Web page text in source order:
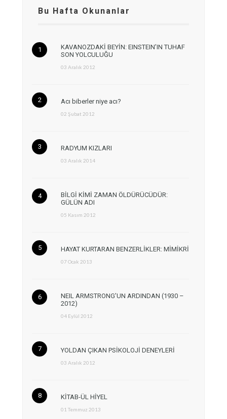
Bu Hafta Okunanlar
KAVANOZDAKİ BEYİN: EINSTEIN’IN TUHAF
SON YOLCULUĞU
03 Aralık 2012
Acı biberler niye acı?
02 Şubat 2012
RADYUM KIZLARI
03 Aralık 2014
BİLGİ KİMİ ZAMAN ÖLDÜRÜCÜDÜR:
GÜLÜN ADI
05 Kasım 2012
HAYAT KURTARAN BENZERLİKLER: MİMİKRİ
07 Ocak 2013
NEIL ARMSTRONG’UN ARDINDAN (1930 –
2012)
04 Eylül 2012
YOLDAN ÇIKAN PSİKOLOJİ DENEYLERİ
03 Aralık 2012
KİTAB-ÜL HİYEL
01 Temmuz 2013